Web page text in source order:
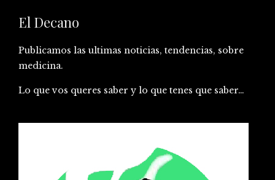
El Decano
Publicamos las ultimas noticias, tendencias, sobre
medicina.
Lo que vos queres saber y lo que tenes que saber…